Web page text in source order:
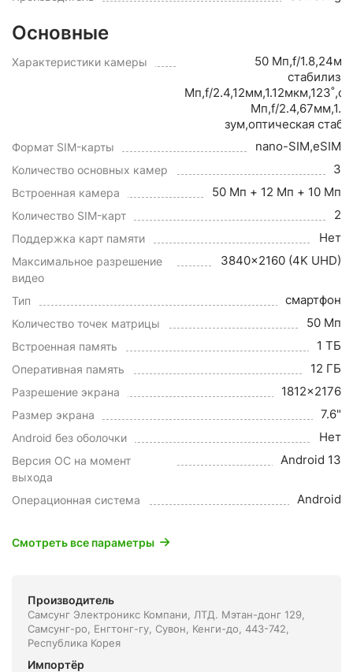
Основные
Характеристики камеры
50 Мп,f/
Мп,f/
Мп,f/
зум,оптическая
Формат SIM-карты nano-SIM,eSIM
Количество основных камер 3
Встроенная камера 50 Мп + 12 Мп + 10 Мп
Количество SIM-карт 2
Поддержка карт памяти Нет
Максимальное разрешение
видео
3840x2160 (4K UHD)
Тип смартфон
Количество точек матрицы 50 Мп
Встроенная память 1 ТБ
Оперативная память 12 ГБ
Разрешение экрана 1812x2176
Размер экрана 7.6"
Android без оболочки Нет
Версия ОС на момент
выхода
Android 13
Операционная система Android
Смотреть все параметры
Производитель
Самсунг Электроникс Компани, ЛТД. Мэтан-донг 129,
Самсунг-ро, Енгтонг-гу, Сувон, Кенги-до, 443-742,
Республика Корея
Импортёр